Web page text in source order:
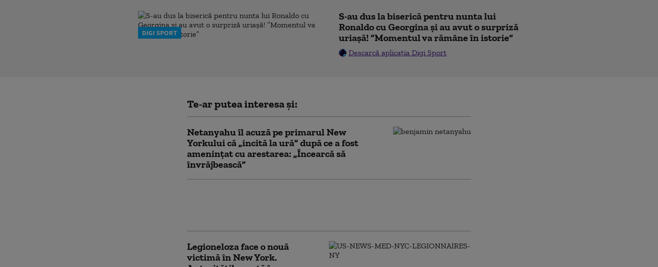
DIGI SPORT
S-au dus la biserică pentru nunta lui
Ronaldo cu Georgina și au avut o surpriză
uriașă! ”Momentul va rămâne în istorie”
Descarcă aplicația Digi Sport
Te-ar putea interesa și:
Netanyahu îl acuză pe primarul New
Yorkului că „incită la ură” după ce a fost
amenințat cu arestarea: „Încearcă să
învrăjbească”
Legioneloza face o nouă
victimă în New York.